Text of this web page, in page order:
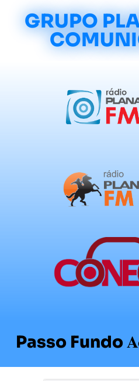
GRUPO
Passo Fundo